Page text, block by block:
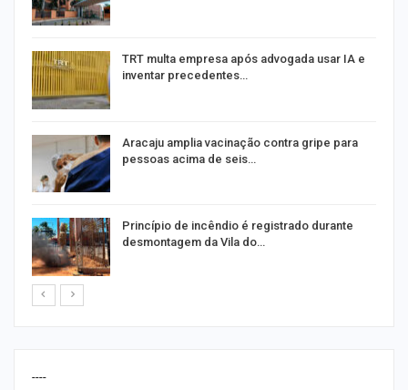
TRT multa empresa após advogada usar IA e
inventar precedentes…
Aracaju amplia vacinação contra gripe para
pessoas acima de seis…
Princípio de incêndio é registrado durante
desmontagem da Vila do…
----